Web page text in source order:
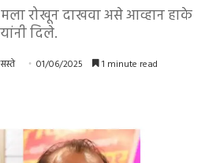
रोखून दाखवा असे आव्हान हाके
यांनी दिले.
01/06/2025 1 minute read